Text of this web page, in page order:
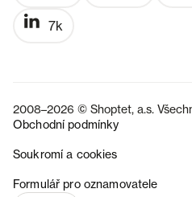
7k
2008–2026 © Shoptet, a.s.
Obchodní podmínky
Soukromí a cookies
Formulář pro oznamovatele